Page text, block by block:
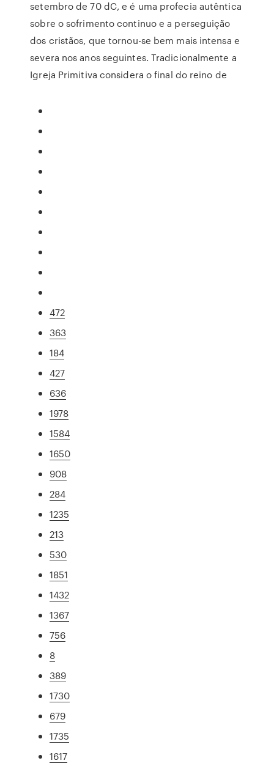
setembro de 70 dC, e é uma profecia autêntica
sobre o sofrimento continuo e a perseguição
dos cristãos, que tornou-se bem mais intensa e
severa nos anos seguintes. Tradicionalmente a
Igreja Primitiva considera o final do reino de
472
363
184
427
636
1978
1584
1650
908
284
1235
213
530
1851
1432
1367
756
8
389
1730
679
1735
1617